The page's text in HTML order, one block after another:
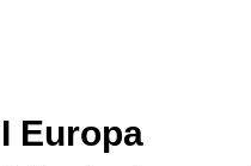
I Europa